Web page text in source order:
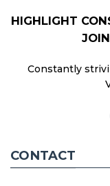
HIGHLIGHT
Constantly
CONTACT